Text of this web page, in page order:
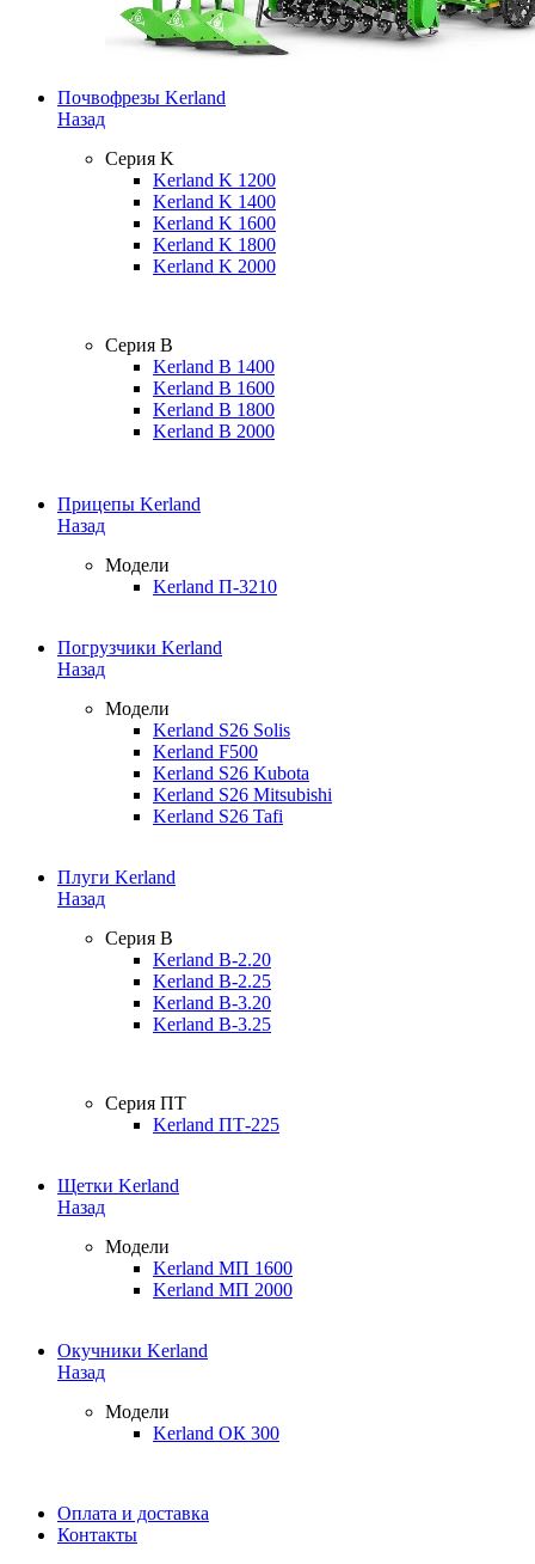
Почвофрезы Kerland
Назад
Серия K
Kerland K 1200
Kerland K 1400
Kerland K 1600
Kerland K 1800
Kerland K 2000
Серия B
Kerland B 1400
Kerland B 1600
Kerland B 1800
Kerland B 2000
Прицепы Kerland
Назад
Модели
Kerland П-3210
Погрузчики Kerland
Назад
Модели
Kerland S26 Solis
Kerland F500
Kerland S26 Kubota
Kerland S26 Mitsubishi
Kerland S26 Tafi
Плуги Kerland
Назад
Серия B
Kerland B-2.20
Kerland B-2.25
Kerland B-3.20
Kerland B-3.25
Серия ПТ
Kerland ПТ-225
Щетки Kerland
Назад
Модели
Kerland МП 1600
Kerland МП 2000
Окучники Kerland
Назад
Модели
Kerland ОК 300
Оплата и доставка
Контакты